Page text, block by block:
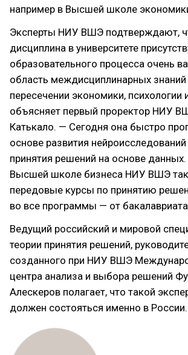
например в Высшей школе
Эксперты НИУ ВШЭ подтверждают,
дисциплина в университете
образовательного процесса очень
область междисциплинарных знаний
пересечении экономики, психологии
объясняет первый проректор НИУ
Катькало. — Сегодня она быстро
основе развития
принятия решений на основе
Высшей школе бизнеса НИУ ВШЭ
передовые курсы по принятию
во все программы — от
Ведущий российский и мировой
теории принятия решений,
созданного при НИУ ВШЭ
центра анализа и выбора решений
Алескеров полагает, что такой
должен состояться именно в России.